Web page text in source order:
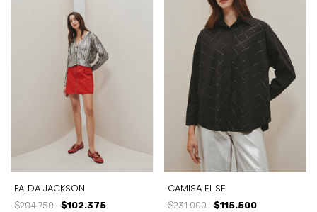
FALDA JACKSON
$204.750 $102.375
CAMISA ELISE
$231.000 $115.500